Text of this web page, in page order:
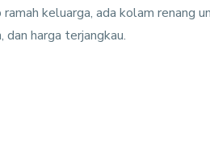
keluarga, ada kolam renang
dan harga terjangkau.